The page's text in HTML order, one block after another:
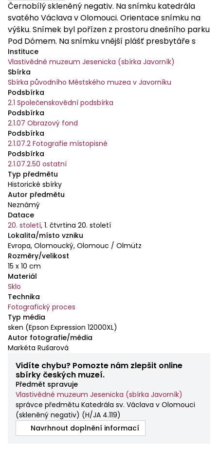
Černobílý skleněný negativ. Na snímku katedrála
svatého Václava v Olomouci. Orientace snímku na
výšku. Snímek byl pořízen z prostoru dnešního parku
Pod Dómem. Na snímku vnější plášť presbytáře s
opěrnými pilíři, v pozadí okrouhlá věž kaple sv.
Barbory. Pod hradbami patrně dnes už neexistující
dům. Autor snímku neznámý.
Instituce
Vlastivědné muzeum Jesenicka (sbírka Javorník)
Sbírka
Sbírka původního Městského muzea v Javorníku
Podsbírka
2.1 Společenskovědní podsbírka
Podsbírka
2.1.07 Obrazový fond
Podsbírka
2.1.07.2 Fotografie místopisné
Podsbírka
2.1.07.2.50 ostatní
Typ předmětu
Historické sbírky
Autor předmětu
Neznámý
Datace
20. století, 1. čtvrtina 20. století
Lokalita/místo vzniku
Evropa, Olomoucký, Olomouc / Olmütz
Rozměry/velikost
15 x 10 cm
Materiál
Sklo
Technika
Fotografický proces
Typ média
sken (Epson Expression 12000XL)
Autor fotografie/média
Markéta Rušarová
Vidíte chybu? Pomozte nám zlepšit online
sbírky českých muzeí.
Předmět spravuje
Vlastivědné muzeum Jesenicka (sbírka Javorník)
správce předmětu Katedrála sv. Václava v Olomouci
(skleněný negativ) (H/JA 4.119)
Navrhnout doplnění informací